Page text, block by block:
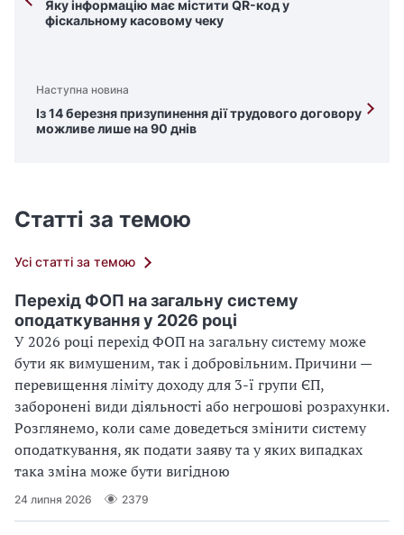
Яку інформацію має містити QR-код у
фіскальному касовому чеку
Наступна новина
Із 14 березня призупинення дії трудового договору
можливе лише на 90 днів
Статті за темою
Усі статті за темою
Перехід ФОП на загальну систему
оподаткування у 2026 році
У 2026 році перехід ФОП на загальну систему може
бути як вимушеним, так і добровільним. Причини —
перевищення ліміту доходу для 3-ї групи ЄП,
заборонені види діяльності або негрошові розрахунки.
Розглянемо, коли саме доведеться змінити систему
оподаткування, як подати заяву та у яких випадках
така зміна може бути вигідною
24 липня 2026 2379